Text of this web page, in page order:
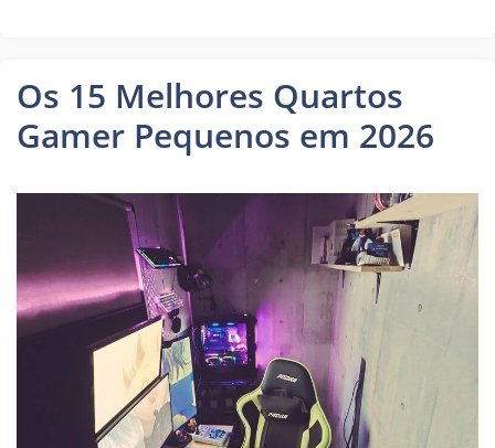
Os 15 Melhores Quartos
Gamer Pequenos em 2026